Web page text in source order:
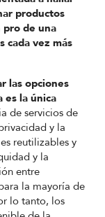
productos
pro de una
cada vez más
las opciones
es la única
de servicios de
y la
reutilizables y
y la
entre
la mayoría de
lo tanto, los